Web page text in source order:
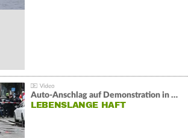
Auto-Anschlag auf Demonstration in München:
LEBENSLANGE HAFT